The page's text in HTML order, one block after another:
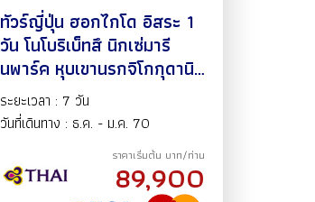
ทัวร์ญี่ปุ่น ฮอกไกโด อิสระ 1
วัน โนโบริเบ็ทสึ นิกเซ่มารี
นพาร์ค หุบเขานรกจิโกกุดานิ
ฮาโกดาเตะ โทยะ โอตารุ ตก
ปลาน้ำแข็ง เล่นสกี ร้านนันดะ
69 - 05 ม.ค. 70
ระยะเวลา : 7 วัน
วันที่เดินทาง : ธ.ค. - ม.ค. 70
ราคาเริ่มต้น บาท/ท่าน
89,900